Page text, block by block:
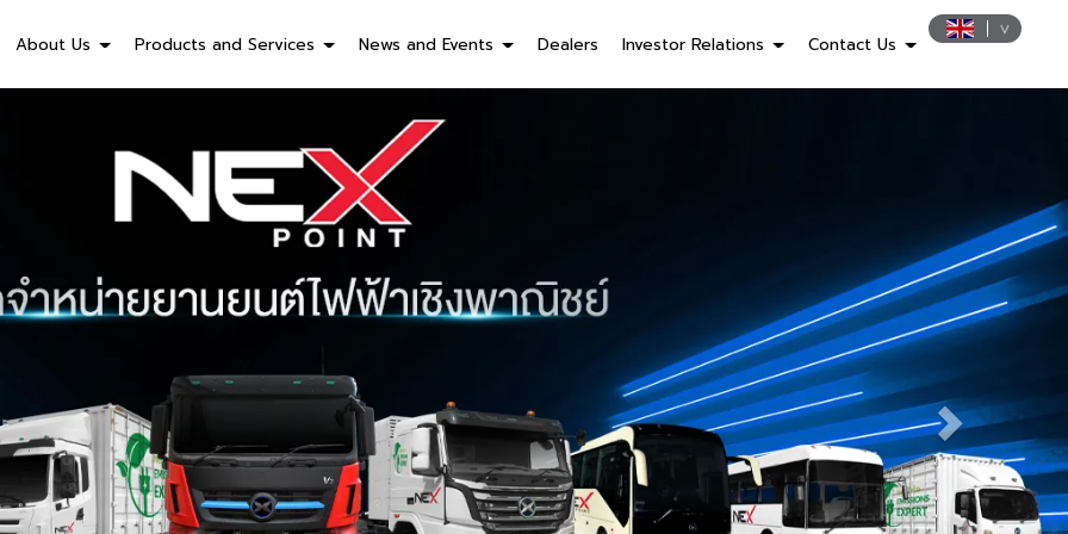
About Us Products and Services News and Events Dealers Investor Relations Contact Us